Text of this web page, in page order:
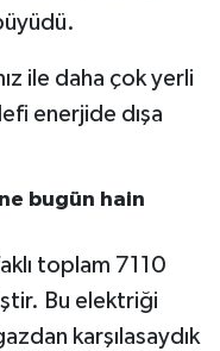
ile daha çok yerli
enerjide dışa
bugün hain
toplam 7110
Bu elektriği
karşılasaydık